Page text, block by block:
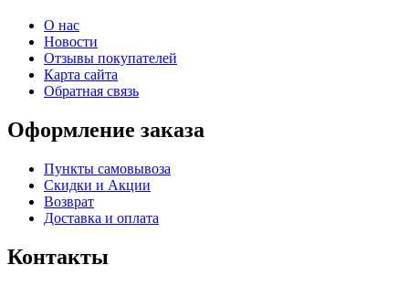
О нас
Новости
Отзывы покупателей
Карта сайта
Обратная связь
Оформление заказа
Пункты самовывоза
Скидки и Акции
Возврат
Доставка и оплата
Контакты